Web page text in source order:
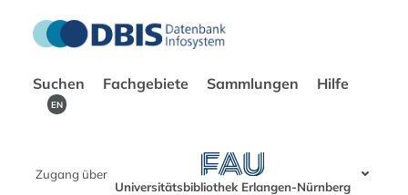
Suchen Fachgebiete Sammlungen Hilfe
EN
Zugang über
Universitätsbibliothek Erlangen-Nürnberg